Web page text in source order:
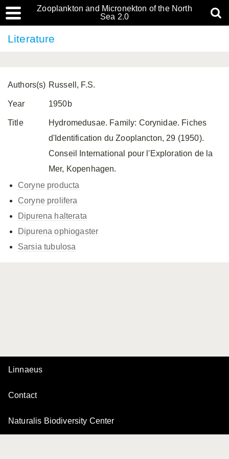
Zooplankton and Micronekton of the North
Sea 2.0
Literature
Authors(s) Russell, F.S.
Year 1950b
Title
Hydromedusae. Family: Corynidae. Fiches
d'Identification du Zooplancton, 29 (1950).
Conseil International pour l'Exploration de la
Mer, Kopenhagen.
Coryne producta
Coryne prolifera
Dipurena halterata
Dipurena ophiogaster
Sarsia tubulosa
Linnaeus
Contact
Naturalis Biodiversity Center